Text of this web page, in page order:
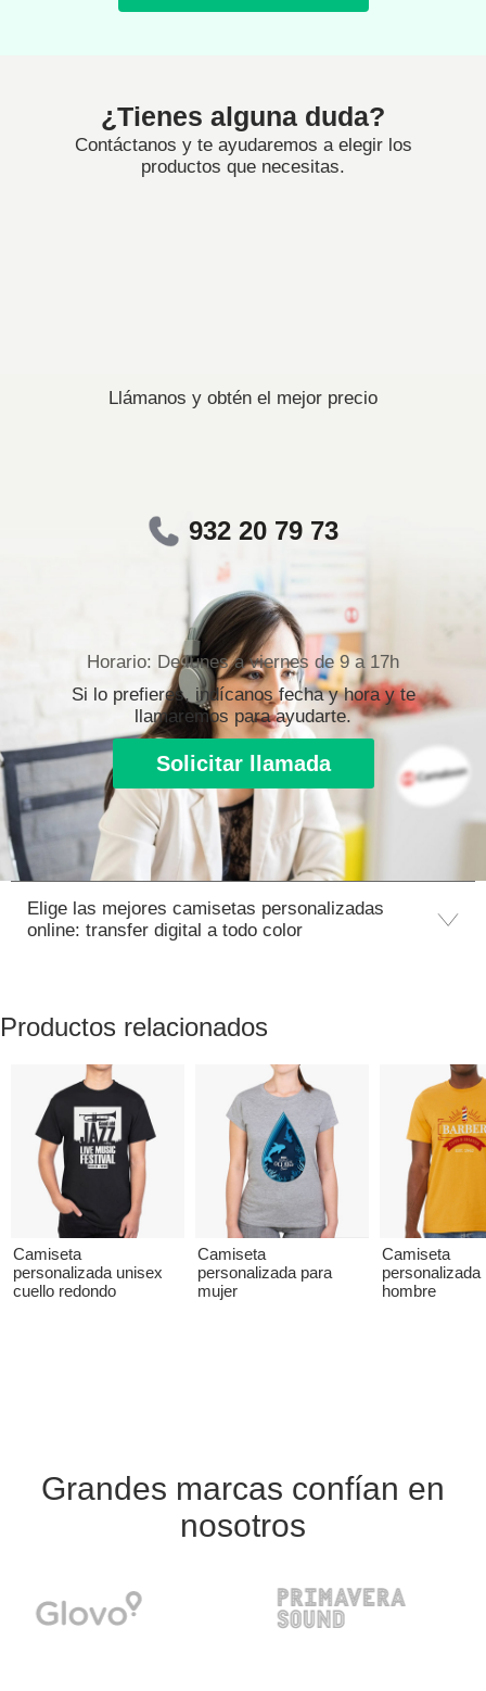
¿Tienes alguna duda?
Contáctanos y te ayudaremos a elegir los
productos que necesitas.
Llámanos y obtén el mejor precio
932 20 79 73
Horario: De lunes a viernes de 9 a 17h
Si lo prefieres, indícanos fecha y hora y te
llamaremos para ayudarte.
Solicitar llamada
Elige las mejores camisetas personalizadas
online: transfer digital a todo color
Productos relacionados
Camiseta
personalizada unisex
cuello redondo
Camiseta
personalizada para
mujer
Camiseta
personalizada
hombre
Grandes marcas confían en
nosotros